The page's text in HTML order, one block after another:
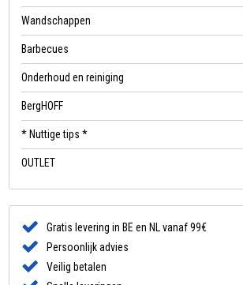
Wandschappen
Barbecues
Onderhoud en reiniging
BergHOFF
* Nuttige tips *
OUTLET
Gratis levering in BE en NL vanaf 99€
Persoonlijk advies
Veilig betalen